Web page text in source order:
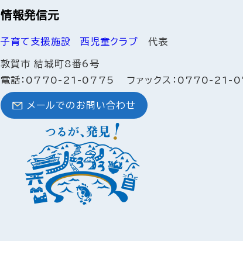
情報発信元
子育て支援施設 西児童クラブ 代表
敦賀市 結城町8番6号
電話：0770-21-0775
ファックス：0770-21-
メールでのお問い合わせ